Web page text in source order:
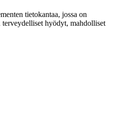
tietokantaa, jossa on
hyödyt, mahdolliset